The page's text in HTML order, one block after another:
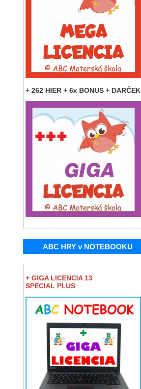
+ 262 HIER + 6x BONUS + DARČEK
ABC HRY v NOTEBOOKU
+ GIGA LICENCIA 13
SPECIAL PLUS